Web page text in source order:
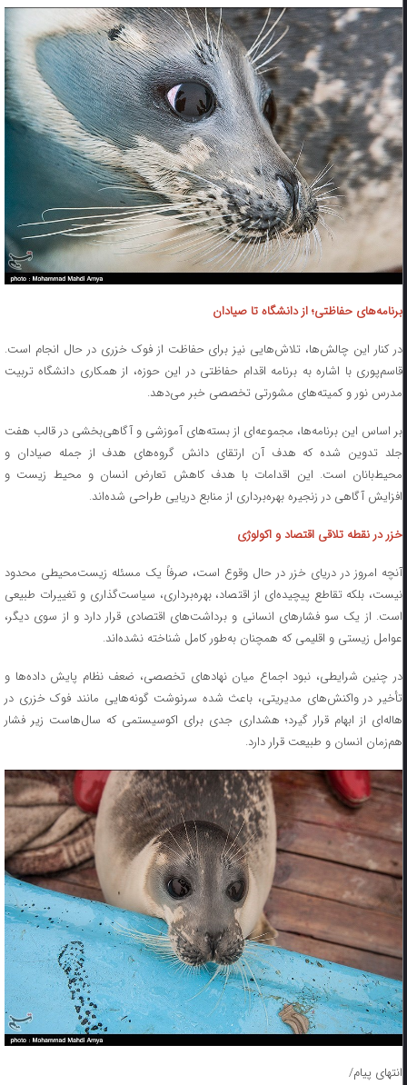
برنامه‌های حفاظتی؛ از دانشگاه تا صیادان
در کنار این چالش‌ها، تلاش‌هایی نیز برای حفاظت از فوک خزری در حال انجام است.
قاسم‌پوری با اشاره به برنامه اقدام حفاظتی در این حوزه، از همکاری دانشگاه تربیت
مدرس نور و کمیته‌های مشورتی تخصصی خبر می‌دهد.
بر اساس این برنامه‌ها، مجموعه‌ای از بسته‌های آموزشی و آگاهی‌بخشی در قالب هفت
جلد تدوین شده که هدف آن ارتقای دانش گروه‌های هدف از جمله صیادان و
محیط‌بانان است. این اقدامات با هدف کاهش تعارض انسان و محیط زیست و
افزایش آگاهی در زنجیره بهره‌برداری از منابع دریایی طراحی شده‌اند.
خزر در نقطه تلاقی اقتصاد و اکولوژی
آنچه امروز در دریای خزر در حال وقوع است، صرفاً یک مسئله زیست‌محیطی محدود
نیست، بلکه تقاطع پیچیده‌ای از اقتصاد، بهره‌برداری، سیاست‌گذاری و تغییرات طبیعی
است. از یک سو فشارهای انسانی و برداشت‌های اقتصادی قرار دارد و از سوی دیگر،
عوامل زیستی و اقلیمی که همچنان به‌طور کامل شناخته نشده‌اند.
در چنین شرایطی، نبود اجماع میان نهادهای تخصصی، ضعف نظام پایش داده‌ها و
تأخیر در واکنش‌های مدیریتی، باعث شده سرنوشت گونه‌هایی مانند فوک خزری در
هاله‌ای از ابهام قرار گیرد؛ هشداری جدی برای اکوسیستمی که سال‌هاست زیر فشار
هم‌زمان انسان و طبیعت قرار دارد.
انتهای پیام/